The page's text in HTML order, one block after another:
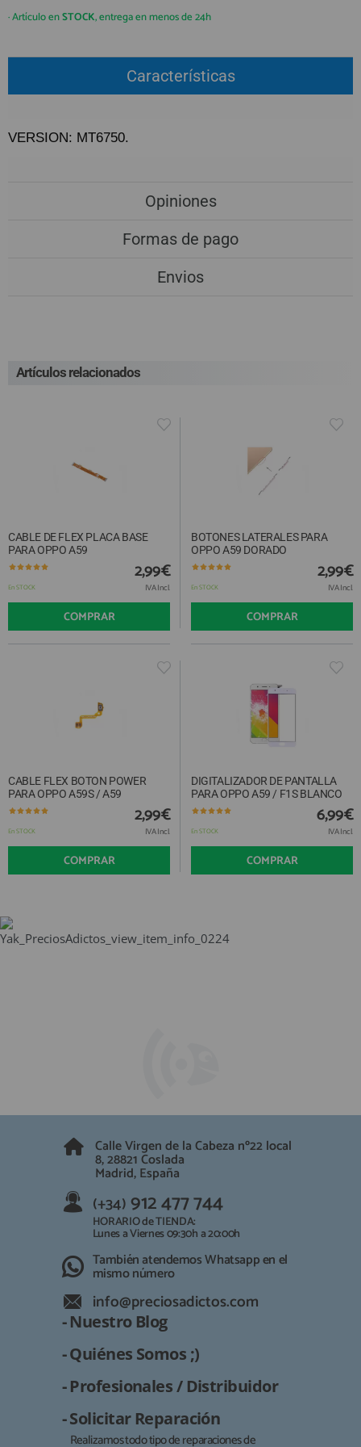
GUÍA DE COMPRA
(+34)912 477 744
Lunes a Viernes 09:30h a 20:00h
info@preciosadictos.com
REGISTRO PROFESIONAL
· Artículo enSTOCK, entrega en menos de 24h
Características
VERSION: MT6750.
Opiniones
Formas de pago
Envios
Artículos relacionados
CABLE DE FLEX PLACA BASE
PARA OPPO A59
En STOCK
2,99€
IVA Incl.
COMPRAR
BOTONES LATERALES PARA
OPPO A59 DORADO
En STOCK
2,99€
IVA Incl.
COMPRAR
CABLE FLEX BOTON POWER
PARA OPPO A59S / A59
En STOCK
2,99€
IVA Incl.
COMPRAR
DIGITALIZADOR DE PANTALLA
PARA OPPO A59 / F1S BLANCO
En STOCK
6,99€
IVA Incl.
COMPRAR
Calle Virgen de la Cabeza nº22 local
8, 28821 Coslada
Madrid, España
(+34) 912 477 744
HORARIO de TIENDA:
Lunes a Viernes 09:30h a 20:00h
También atendemos Whatsapp en el
mismo número
info@preciosadictos.com
- Nuestro Blog
- Quiénes Somos ;)
- Profesionales / Distribuidor
- Solicitar Reparación
Realizamos todo tipo de reparaciones de